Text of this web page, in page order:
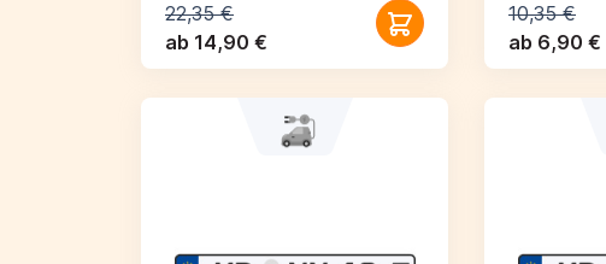
22,35 €
ab 14,90 €
10,35 €
ab 6,90 €